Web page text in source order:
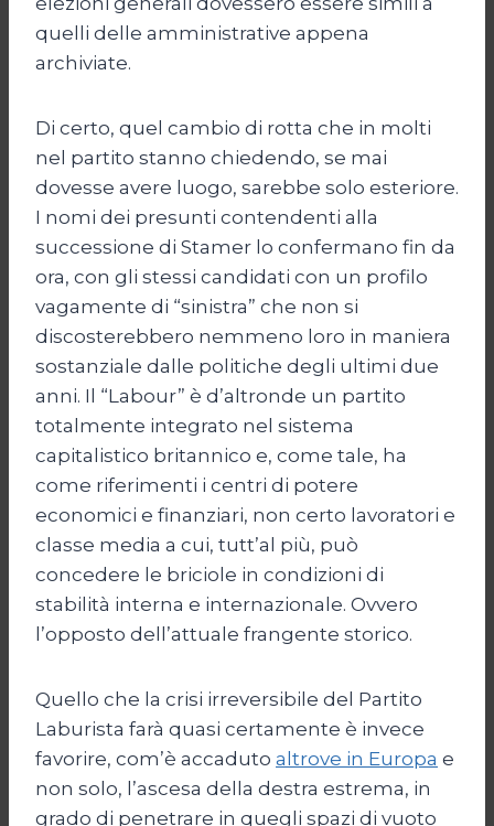
quelli delle amministrative appena
archiviate.
Di certo, quel cambio di rotta che in molti
nel partito stanno chiedendo, se mai
dovesse avere luogo, sarebbe solo esteriore.
I nomi dei presunti contendenti alla
successione di Stamer lo confermano fin da
ora, con gli stessi candidati con un profilo
vagamente di “sinistra” che non si
discosterebbero nemmeno loro in maniera
sostanziale dalle politiche degli ultimi due
anni. Il “Labour” è d’altronde un partito
totalmente integrato nel sistema
capitalistico britannico e, come tale, ha
come riferimenti i centri di potere
economici e finanziari, non certo lavoratori e
classe media a cui, tutt’al più, può
concedere le briciole in condizioni di
stabilità interna e internazionale. Ovvero
l’opposto dell’attuale frangente storico.
Quello che la crisi irreversibile del Partito
Laburista farà quasi certamente è invece
favorire, com’è accaduto altrove in Europa e
non solo, l’ascesa della destra estrema, in
grado di penetrare in quegli spazi di vuoto